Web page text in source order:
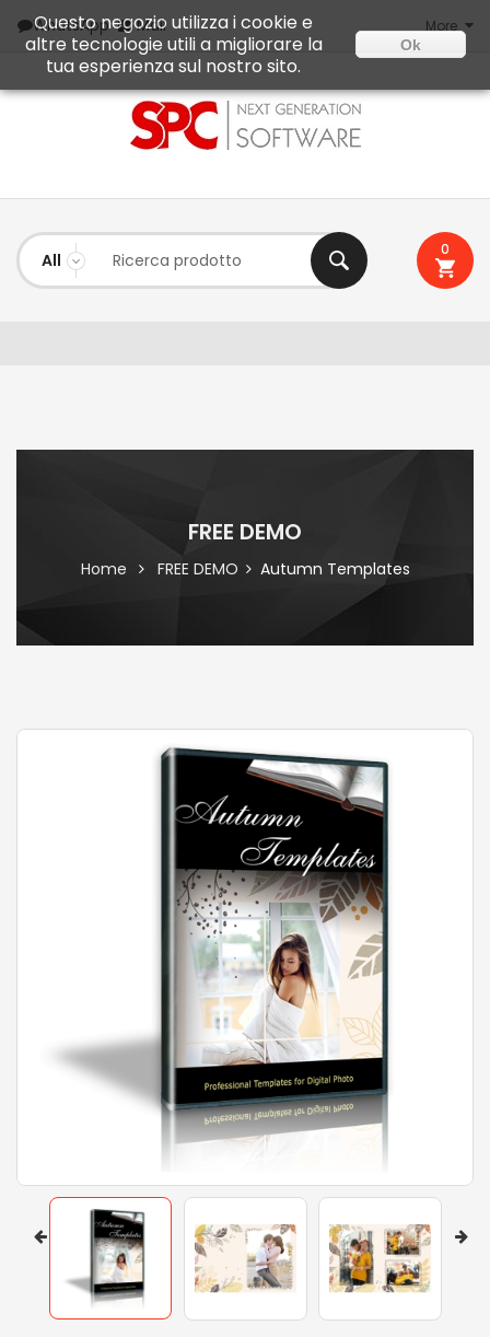
WhatsApp Mail More
0
FREE DEMO
Home FREE DEMO Autumn Templates
Questo negozio utilizza i cookie e
altre tecnologie utili a migliorare la
tua esperienza sul nostro sito.
Ok